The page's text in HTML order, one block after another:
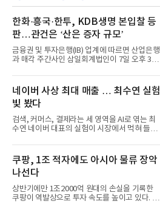
한화·흥국·한투, KDB생명 본입찰 등
판…관건은 ‘산은 증자 규모’
금융권 및 투자은행(IB) 업계에 따르면 산업은행
과 매각 주간사인 삼일회계법인이 7일 오후 3시
네이버 사상 최대 매출 … 최수연 실험
빛 봤다
검색, 커머스, 결제라는 세 영역을 AI로 엮는 최
수연 네이버 대표의 실험이 시장에서 먹혀 들어
쿠팡, 1조 적자에도 아시아 물류 장악
나선다
상반기에만 1조2000억 원대의 손실을 기록한
쿠팡이 역발상으로 투자 속도를 높이고 있다. 이